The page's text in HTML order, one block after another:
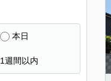
本日
1週間以内